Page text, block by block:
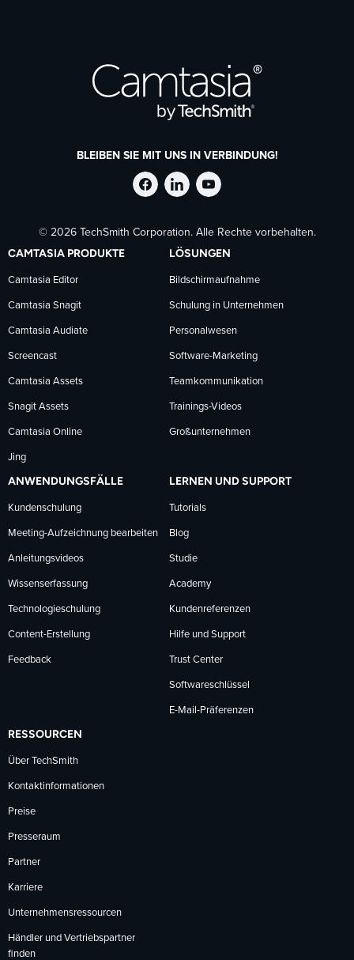
BLEIBEN SIE MIT UNS IN VERBINDUNG!
TechSmith
auf
Facebook
folgen
TechSmith
auf
LinkedIn
folgen
TechSmith
auf
YouTube
folgen
© 2026 TechSmith Corporation. Alle Rechte vorbehalten.
CAMTASIA PRODUKTE
Camtasia Editor
Camtasia Snagit
Camtasia Audiate
Screencast
Camtasia Assets
Snagit Assets
Camtasia Online
Jing
LÖSUNGEN
Bildschirmaufnahme
Schulung in Unternehmen
Personalwesen
Software-Marketing
Teamkommunikation
Trainings-Videos
Großunternehmen
ANWENDUNGSFÄLLE
Kundenschulung
Meeting-Aufzeichnung bearbeiten
Anleitungsvideos
Wissenserfassung
Technologieschulung
Content-Erstellung
Feedback
LERNEN UND SUPPORT
Tutorials
Blog
Studie
Academy
Kundenreferenzen
Hilfe und Support
Trust Center
Softwareschlüssel
E-Mail-Präferenzen
RESSOURCEN
Über TechSmith
Kontaktinformationen
Preise
Presseraum
Partner
Karriere
Unternehmensressourcen
Händler und Vertriebspartner
finden